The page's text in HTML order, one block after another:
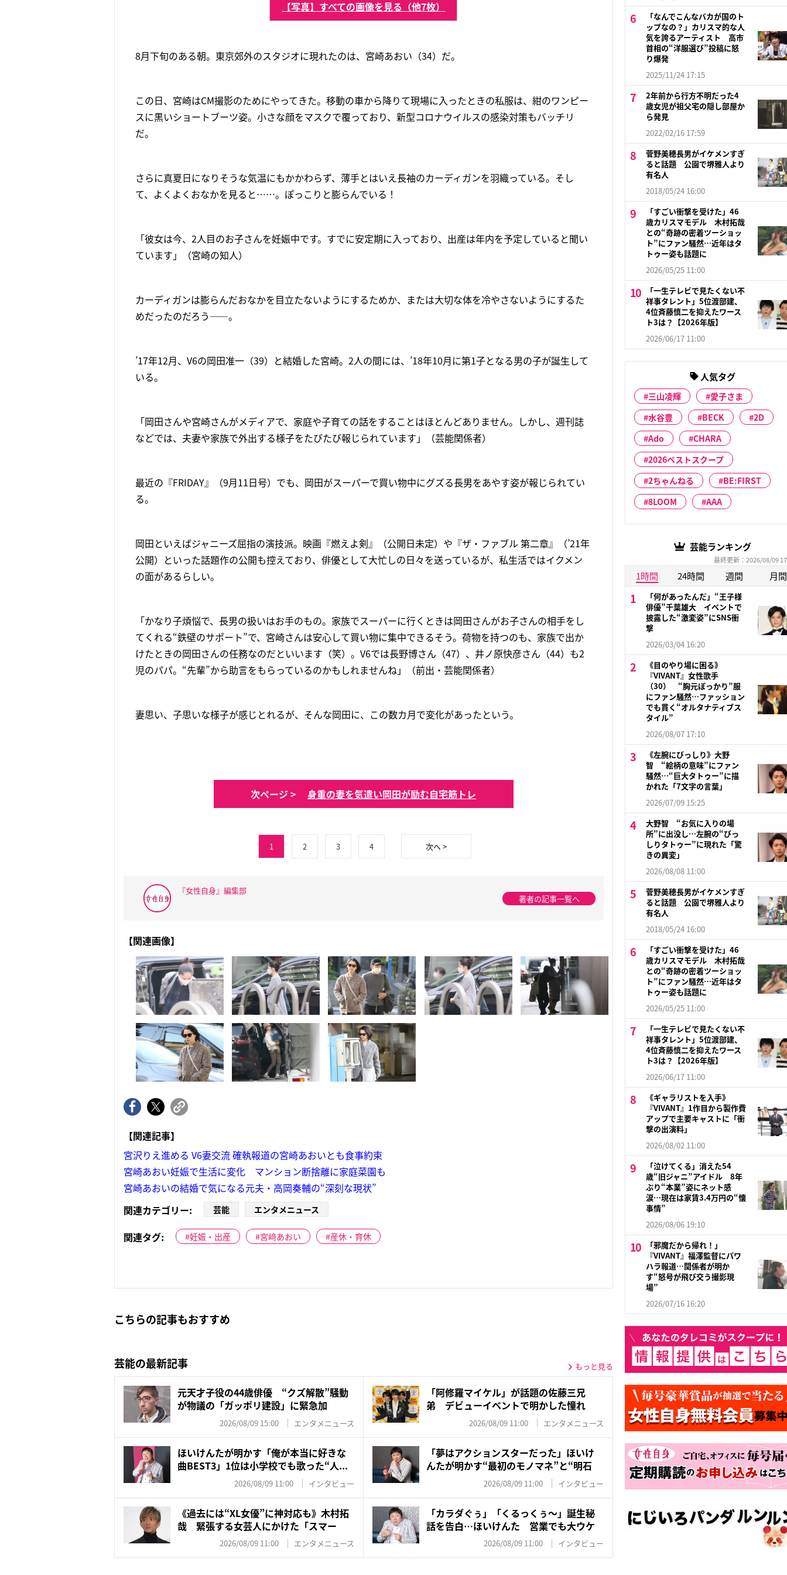
【写真】すべての画像を見る（他7枚）
8月下旬のある朝。東京郊外のスタジオに現れたのは、宮崎あおい（34）だ。
この日、宮崎はCM撮影のためにやってきた。移動の車から降りて現場に入ったときの私服は、紺のワンピー
スに黒いショートブーツ姿。小さな顔をマスクで覆っており、新型コロナウイルスの感染対策もバッチリ
だ。
さらに真夏日になりそうな気温にもかかわらず、薄手とはいえ長袖のカーディガンを羽織っている。そし
て、よくよくおなかを見ると……。ぽっこりと膨らんでいる！
「彼女は今、2人目のお子さんを妊娠中です。すでに安定期に入っており、出産は年内を予定していると聞い
ています」（宮崎の知人）
カーディガンは膨らんだおなかを目立たないようにするためか、または大切な体を冷やさないようにするた
めだったのだろう――。
’17年12月、V6の岡田准一（39）と結婚した宮崎。2人の間には、’18年10月に第1子となる男の子が誕生して
いる。
「岡田さんや宮崎さんがメディアで、家庭や子育ての話をすることはほとんどありません。しかし、週刊誌
などでは、夫妻や家族で外出する様子をたびたび報じられています」（芸能関係者）
最近の『FRIDAY』（9月11日号）でも、岡田がスーパーで買い物中にグズる長男をあやす姿が報じられてい
る。
岡田といえばジャニーズ屈指の演技派。映画『燃えよ剣』（公開日未定）や『ザ・ファブル 第二章』（’21年
公開）といった話題作の公開も控えており、俳優として大忙しの日々を送っているが、私生活ではイクメン
の面があるらしい。
「かなり子煩悩で、長男の扱いはお手のもの。家族でスーパーに行くときは岡田さんがお子さんの相手をし
てくれる“鉄壁のサポート”で、宮崎さんは安心して買い物に集中できるそう。荷物を持つのも、家族で出か
けたときの岡田さんの任務なのだといいます（笑）。V6では長野博さん（47）、井ノ原快彦さん（44）も2
児のパパ。“先輩”から助言をもらっているのかもしれませんね」（前出・芸能関係者）
妻思い、子思いな様子が感じとれるが、そんな岡田に、この数カ月で変化があったという。
次ページ > 身重の妻を気遣い岡田が励む自宅筋トレ
1 2 3 4 次へ >
『女性自身』編集部
著者の記事一覧へ
【関連画像】
【関連記事】
宮沢りえ進める V6妻交流 確執報道の宮崎あおいとも食事約束
宮崎あおい妊娠で生活に変化 マンション断捨離に家庭菜園も
宮崎あおいの結婚で気になる元夫・高岡奏輔の“深刻な現状”
関連カテゴリー:
芸能 エンタメニュース
関連タグ: 妊娠・出産 宮﨑あおい 産休・育休
こちらの記事もおすすめ
芸能の最新記事 もっと見る
元天才子役の44歳俳優 “クズ解散”騒動
が物議の「ガッポリ建設」に緊急加
2026/08/09 15:00 エンタメニュース
「阿修羅マイケル」が話題の佐藤三兄
弟 デビューイベントで明かした憧れ
2026/08/09 11:00 エンタメニュース
ほいけんたが明かす「俺が本当に好きな
曲BEST3」1位は小学校でも歌った“人...
2026/08/09 11:00 インタビュー
「夢はアクションスターだった」ほいけ
んたが明かす“最初のモノマネ”と“明石
2026/08/09 11:00 インタビュー
《過去には“XL女優”に神対応も》木村拓
哉 緊張する女芸人にかけた「スマー
2026/08/09 11:00 エンタメニュース
「カラダぐぅ」「くるっくぅ〜」誕生秘
話を告白…ほいけんた 営業でも大ウケ
2026/08/09 11:00 インタビュー
「なんでこんなバカが国のト
ップなの？」カリスマ的な人
気を誇るアーティスト 高市
首相の“洋服選び”投稿に怒
り爆発
2025/11/24 17:15
2年前から行方不明だった4
歳女児が祖父宅の隠し部屋か
ら発見
2022/02/16 17:59
菅野美穂長男がイケメンすぎ
ると話題 公園で堺雅人より
有名人
2018/05/24 16:00
「すごい衝撃を受けた」46
歳カリスマモデル 木村拓哉
との“奇跡の密着ツーショッ
ト”にファン騒然…近年はタ
トゥー姿も話題に
2026/05/25 11:00
「一生テレビで見たくない不
祥事タレント」5位渡部建、
4位斉藤慎二を抑えたワース
ト3は？【2026年版】
2026/06/17 11:00
人気タグ
三山凌輝
愛子さま
水谷豊
BECK
2D
Ado
CHARA
2026ベストスクープ
2ちゃんねる
BE:FIRST
8LOOM
AAA
芸能ランキング
最終更新：2026/08/09
1時間 24時間 週間 月間
「何があったんだ」“王子様
俳優”千葉雄大 イベントで
披露した“激変姿”にSNS衝
撃
2026/03/04 16:20
《目のやり場に困る》
『VIVANT』女性歌手
（30） “胸元ぽっかり”服
にファン騒然…ファッション
でも貫く“オルタナティブス
タイル”
2026/08/07 17:10
《左腕にびっしり》大野
智 “絵柄の意味”にファン
騒然…“巨大タトゥー”に描
かれた「7文字の言葉」
2026/07/09 15:25
大野智 “お気に入りの場
所”に出没し…左腕の“びっ
しりタトゥー”に現れた「驚
きの異変」
2026/08/08 11:00
菅野美穂長男がイケメンすぎ
ると話題 公園で堺雅人より
有名人
2018/05/24 16:00
「すごい衝撃を受けた」46
歳カリスマモデル 木村拓哉
との“奇跡の密着ツーショッ
ト”にファン騒然…近年はタ
トゥー姿も話題に
2026/05/25 11:00
「一生テレビで見たくない不
祥事タレント」5位渡部建、
4位斉藤慎二を抑えたワース
ト3は？【2026年版】
2026/06/17 11:00
《ギャラリストを入手》
『VIVANT』1作目から製作費
アップで主要キャストに「衝
撃の出演料」
2026/08/02 11:00
「泣けてくる」消えた54
歳“旧ジャニ”アイドル 8年
ぶり“本業”姿にネット感
涙…現在は家賃3.4万円の“懐
事情”
2026/08/06 19:10
「邪魔だから帰れ！」
『VIVANT』福澤監督にパワ
ハラ報道…関係者が明か
す“怒号が飛び交う撮影現
場”
2026/07/16 16:20